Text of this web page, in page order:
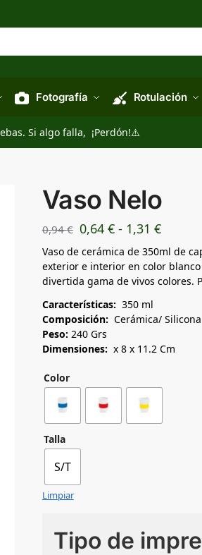
Fotografía Rotulación
Si algo falla, ¡Perdón!⚠️
Vaso Nelo
0,94€ 0,64 € - 1,31 €
Vaso de cerámica de 350ml de
exterior e interior en color
divertida gama de vivos colores.
Características: 350 ml
Composición: Cerámica/ Silicona
Peso: 240 Grs
Dimensiones: x 8 x 11.2 Cm
Color
Talla
S/T
Limpiar
Tipo de